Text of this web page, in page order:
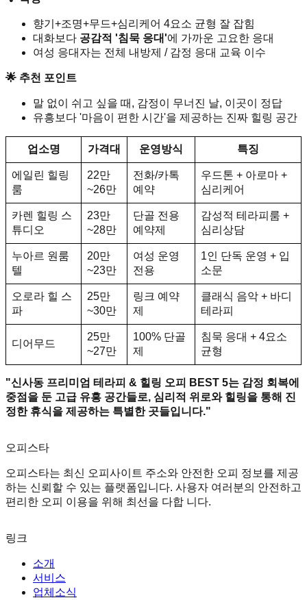
향기+조명+무드+심리케어 4요소 균형 잘 잡힘
대화보다 공감적 '침묵 응대'에 가까운 고요한 응대
여성 응대자는 전체 내방제 / 감정 응대 교육 이수
🌟 추천 포인트
말 없이 쉬고 싶을 때, 감정이 무너진 날, 이곳이 정답
유흥보다 '마음이 편한 시간'을 제공하는 진짜 힐링 공간
업소명 가격대 운영방식 특징
에일린 힐링
룸
22만
~26만
전화/카톡
예약
우드톤 + 아로마 +
심리케어
카렌 힐링 스
튜디오
23만
~28만
단골 전용
예약제
감성적 테라피룸 +
심리상담
누아르 원룸
텔
20만
~23만
여성 운영
전용
1인 단독 운영 + 입
소문
오로라 힐 스
파
25만
~30만
링크 예약
제
클래식 음악 + 바디
테라피
디어무드
25만
~27만
100% 단골
제
침묵 응대 + 4요소
균형
"신사동 프리미엄 테라피 & 힐링 오피 BEST 5는 감정 회복에
중점을 둔 고급 유흥 공간들로, 심리적 위로와 힐링을 통해 진
정한 휴식을 제공하는 특별한 곳들입니다."
오피스타
오피스타는 최신 오피사이트 주소와 안전한 오피 정보를 제공
하는 신뢰할 수 있는 플랫폼입니다. 사용자 여러분의 안전하고
편리한 오피 이용을 위해 최선을 다합 니다.
링크
소개
서비스
업체소식